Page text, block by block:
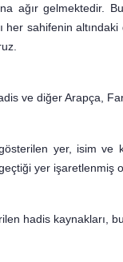
ağır gelmektedir.
her sahifenin
ve diğer Arapça,
yer, isim ve
yer işaretlenmiş
hadis kaynakları, bu